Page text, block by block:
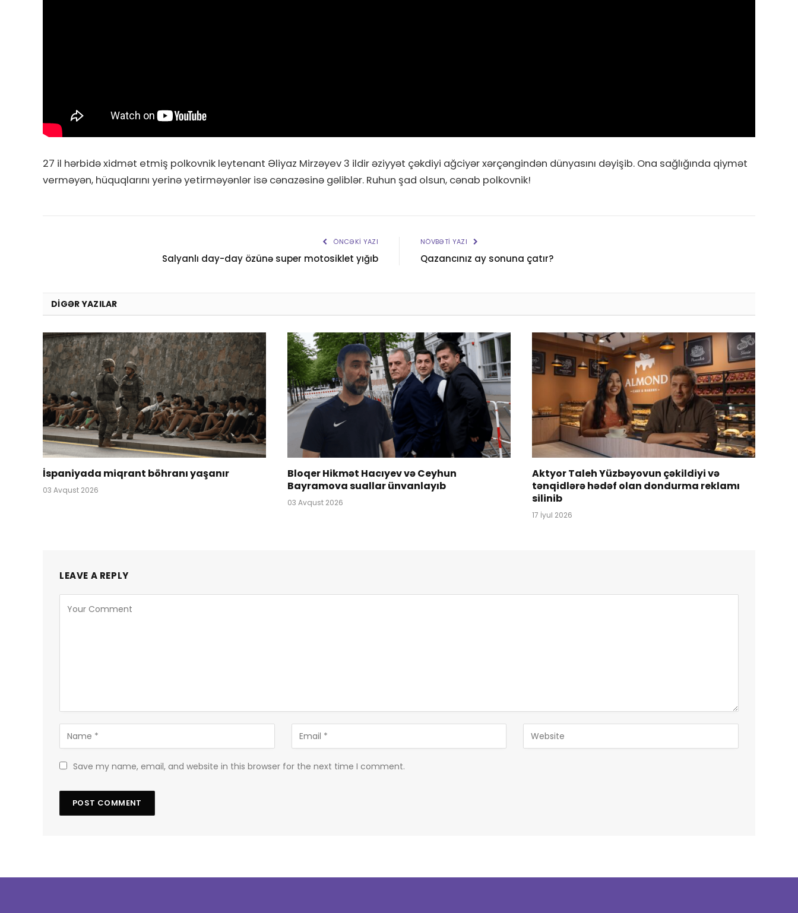
27 il hərbidə xidmət etmiş polkovnik leytenant Əliyaz Mirzəyev 3 ildir əziyyət çəkdiyi ağciyər xərçəngindən dünyasını dəyişib. Ona sağlığında qiymət
verməyən, hüquqlarını yerinə yetirməyənlər isə cənazəsinə gəliblər. Ruhun şad olsun, cənab polkovnik!
ÖNCƏKI YAZI
Salyanlı day-day özünə super motosiklet yığıb
NÖVBƏTI YAZI
Qazancınız ay sonuna çatır?
DIGƏR YAZILAR
İspaniyada miqrant böhranı yaşanır
03 Avqust 2026
Bloqer Hikmət Hacıyev və Ceyhun
Bayramova suallar ünvanlayıb
03 Avqust 2026
Aktyor Taleh Yüzbəyovun çəkildiyi və
tənqidlərə hədəf olan dondurma reklamı
silinib
17 İyul 2026
LEAVE A REPLY
Save my name, email, and website in this browser for the next time I comment.